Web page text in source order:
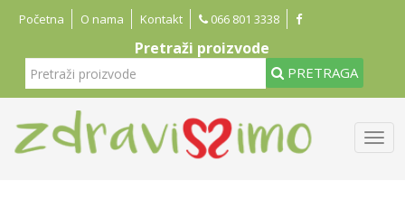
Početna O nama Kontakt 066 801 3338
Pretraži proizvode
PRETRAGA